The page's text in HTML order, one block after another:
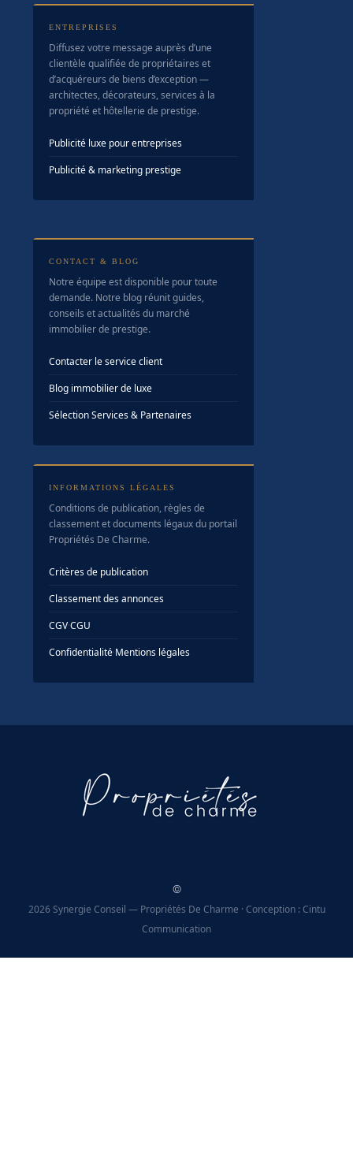
ENTREPRISES
Diffusez votre message auprès d’une
clientèle qualifiée de propriétaires et
d’acquéreurs de biens d’exception —
architectes, décorateurs, services à la
propriété et hôtellerie de prestige.
Publicité luxe pour entreprises
Publicité & marketing prestige
CONTACT & BLOG
Notre équipe est disponible pour toute
demande. Notre blog réunit guides,
conseils et actualités du marché
immobilier de prestige.
Contacter le service client
Blog immobilier de luxe
Sélection Services & Partenaires
INFORMATIONS LÉGALES
Conditions de publication, règles de
classement et documents légaux du portail
Propriétés De Charme.
Critères de publication
Classement des annonces
CGV·CGU
Confidentialité·Mentions légales
©
2026 Synergie Conseil — Propriétés De Charme · Conception : Cintu
Communication